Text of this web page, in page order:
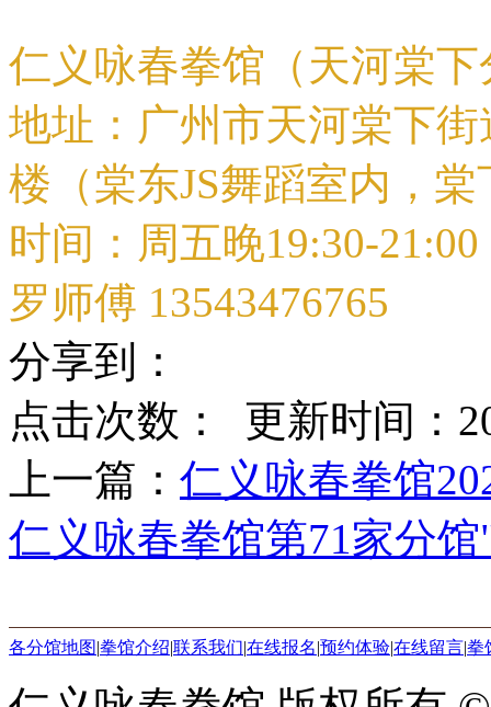
仁义咏春拳馆（天河棠下
地址：广州市天河棠下
楼（棠东JS舞蹈室内，
时间：周五晚19:30-
罗师傅 13543476765
分享到：
点击次数：
更新时间：
上一篇： 仁义咏春拳馆
仁义咏春拳馆第71家分
各分馆地图 拳馆介绍 联系我们 在线报名 预约体验在线留言拳